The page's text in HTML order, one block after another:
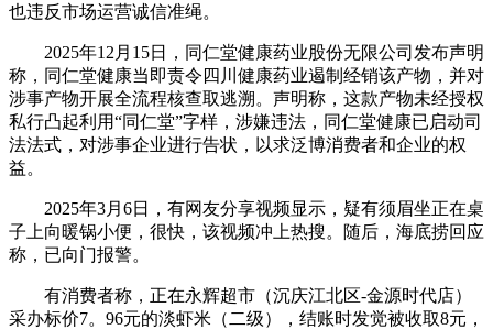
也违反市场运营诚信准绳。
2025年12月15日，同仁堂健康药业股份无限公司发布声明
称，同仁堂健康当即责令四川健康药业遏制经销该产物，并对
涉事产物开展全流程核查取逃溯。声明称，这款产物未经授权
私行凸起利用“同仁堂”字样，涉嫌违法，同仁堂健康已启动司
法法式，对涉事企业进行告状，以求泛博消费者和企业的权
益。
2025年3月6日，有网友分享视频显示，疑有须眉坐正在桌
子上向暖锅小便，很快，该视频冲上热搜。随后，海底捞回应
称，已向门报警。
有消费者称，正在永辉超市（沉庆江北区-金源时代店）
采办标价7。96元的淡虾米（二级），结账时发觉被收取8元，